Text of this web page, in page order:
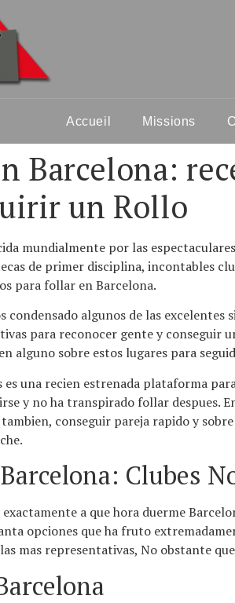
Accueil Missions
Barcelona:
un Rollo
mundialmente por las
de primer disciplina, incontables
para follar en Barcelona.
condensado algunos de las
para reconocer gente y conseguir
alguno sobre estos lugares para
es una recien estrenada plataforma
y no ha transpirado follar despues.
tambien, conseguir pareja rapido y
Clubes
a que hora duerme
opciones que ha fruto
mas representativas, No obstante